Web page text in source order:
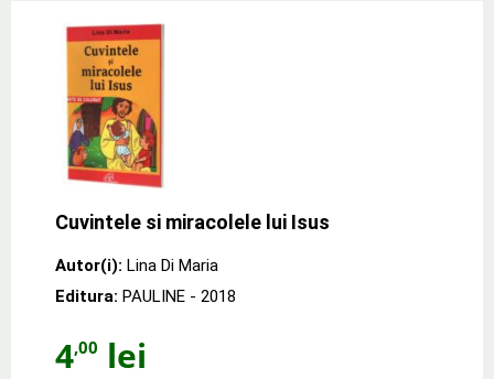
Cuvintele si miracolele lui Isus
Autor(i): Lina Di Maria
Editura: PAULINE - 2018
4,00 lei